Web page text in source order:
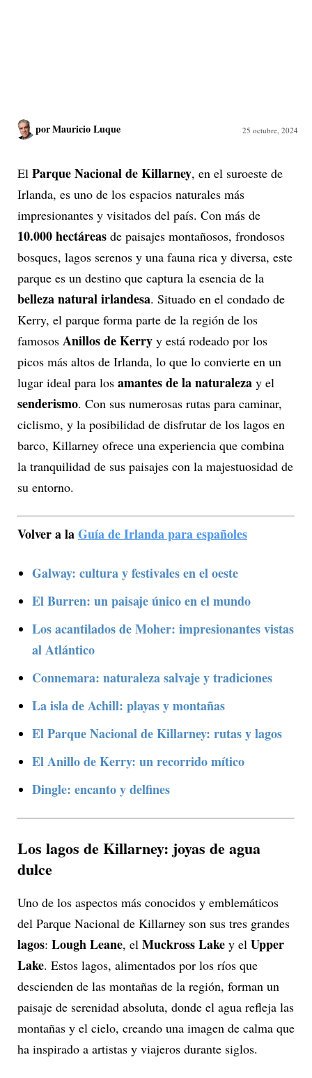
porMauricio Luque 25 octubre, 2024
El Parque Nacional de Killarney, en el suroeste de
Irlanda, es uno de los espacios naturales más
impresionantes y visitados del país. Con más de
10.000 hectáreas de paisajes montañosos, frondosos
bosques, lagos serenos y una fauna rica y diversa, este
parque es un destino que captura la esencia de la
belleza natural irlandesa. Situado en el condado de
Kerry, el parque forma parte de la región de los
famosos Anillos de Kerry y está rodeado por los
picos más altos de Irlanda, lo que lo convierte en un
lugar ideal para los amantes de la naturaleza y el
senderismo. Con sus numerosas rutas para caminar,
ciclismo, y la posibilidad de disfrutar de los lagos en
barco, Killarney ofrece una experiencia que combina
la tranquilidad de sus paisajes con la majestuosidad de
su entorno.
Volver a laGuía de Irlanda para españoles
Galway: cultura y festivales en el oeste
El Burren: un paisaje único en el mundo
Los acantilados de Moher: impresionantes vistas
al Atlántico
Connemara: naturaleza salvaje y tradiciones
La isla de Achill: playas y montañas
El Parque Nacional de Killarney: rutas y lagos
El Anillo de Kerry: un recorrido mítico
Dingle: encanto y delfines
Los lagos de Killarney: joyas de agua
dulce
Uno de los aspectos más conocidos y emblemáticos
del Parque Nacional de Killarney son sus tres grandes
lagos: Lough Leane, el Muckross Lake y el Upper
Lake. Estos lagos, alimentados por los ríos que
descienden de las montañas de la región, forman un
paisaje de serenidad absoluta, donde el agua refleja las
montañas y el cielo, creando una imagen de calma que
ha inspirado a artistas y viajeros durante siglos.